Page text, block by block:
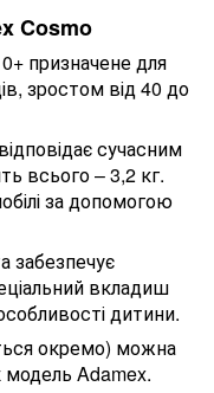
Cosmo
призначене для
зростом від 40 до
сучасним
всього – 3,2 кг.
за допомогою
забезпечує
вкладиш
дитини.
окремо) можна
модель Adamex.